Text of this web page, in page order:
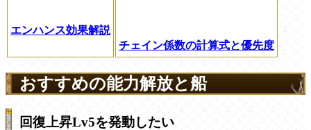
エンハンス効果解説
チェイン係数の計算式と優先度
おすすめの能力解放と船
回復上昇Lv5を発動したい